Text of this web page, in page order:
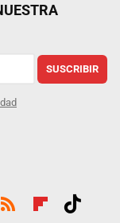
SUSCRIBIR